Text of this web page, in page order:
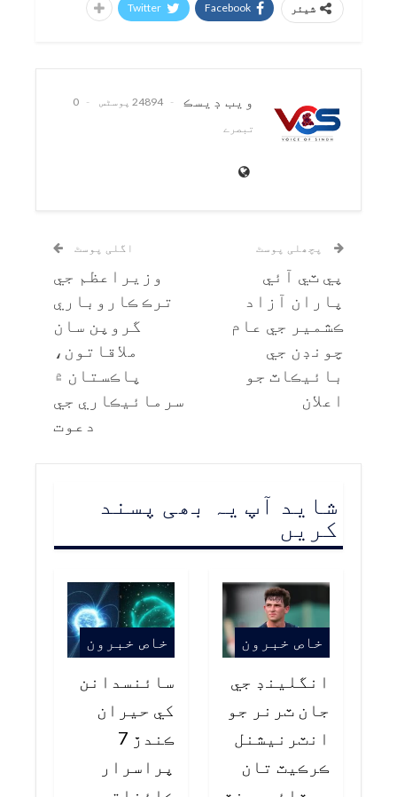
شیئر Facebook
Twitter
ويب ڊيسڪ 24894 پوسٹس
0
تبصرے
پچھلی پوسٹ
پي ٽي آئي
پاران آزاد
ڪشمير جي عام
چونڊن جي
بائيڪاٽ جو
اعلان
اگلی پوسٹ
وزيراعظم جي
ترڪ ڪاروباري
گروپن سان
ملاقاتون،
پاڪستان ۾
سرمائيڪاري جي
دعوت
شاید آپ یہ بھی پسند
کریں
خاص خبرون
انگلينڊ جي
جان ٽرنر جو
انٽرنيشنل
ڪرڪيٽ تان
خاص خبرون
سائنسدانن
کي حيران
ڪندڙ 7
پراسرار